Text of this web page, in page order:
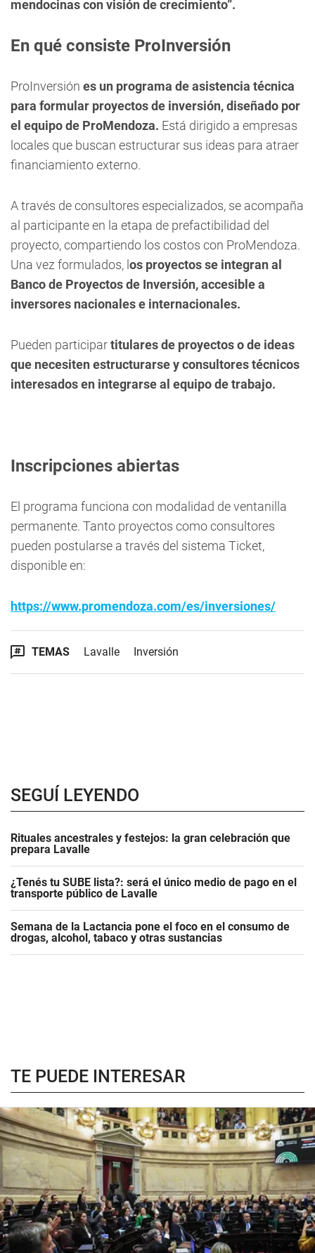
mendocinas con visión de crecimiento”.
En qué consiste ProInversión
ProInversión es un programa de asistencia técnica
para formular proyectos de inversión, diseñado por
el equipo de ProMendoza. Está dirigido a empresas
locales que buscan estructurar sus ideas para atraer
financiamiento externo.
A través de consultores especializados, se acompaña
al participante en la etapa de prefactibilidad del
proyecto, compartiendo los costos con ProMendoza.
Una vez formulados, l os proyectos se integran al
Banco de Proyectos de Inversión, accesible a
inversores nacionales e internacionales.
Pueden participartitulares de proyectos o de ideas
que necesiten estructurarse y consultores técnicos
interesados en integrarse al equipo de trabajo.
Inscripciones abiertas
El programa funciona con modalidad de ventanilla
permanente. Tanto proyectos como consultores
pueden postularse a través del sistema Ticket,
disponible en:
https://www.promendoza.com/es/inversiones/
TEMAS Lavalle Inversión
SEGUÍ LEYENDO
Rituales ancestrales y festejos: la gran celebración que
prepara Lavalle
¿Tenés tu SUBE lista?: será el único medio de pago en el
transporte público de Lavalle
Semana de la Lactancia pone el foco en el consumo de
drogas, alcohol, tabaco y otras sustancias
TE PUEDE INTERESAR